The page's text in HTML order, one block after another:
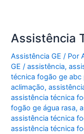
Assistência
Assistência GE / Por
GE/assistência,
técnica fogão ge abc
aclimação,
assistência técnica
fogão ge água rasa,
assistência técnica
assistência técnica